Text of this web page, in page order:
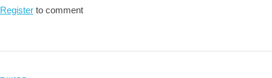
Register to comment